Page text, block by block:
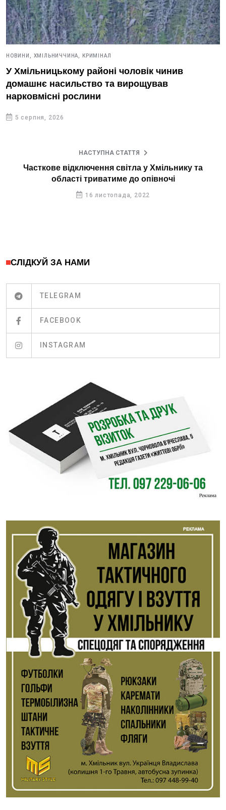
НОВИНИ, ХМІЛЬНИЧЧИНА, КРИМІНАЛ
У Хмільницькому районі чоловік чинив
домашнє насильство та вирощував
нарковмісні рослини
5 серпня, 2026
НАСТУПНА СТАТТЯ
Часткове відключення світла у Хмільнику та
області триватиме до опівночі
16 листопада, 2022
СЛІДКУЙ ЗА НАМИ
TELEGRAM
FACEBOOK
INSTAGRAM